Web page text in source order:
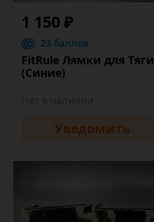
1 150 ₽
23 баллов
FitRule Лямки для Тяги
(Синие)
Уведомить